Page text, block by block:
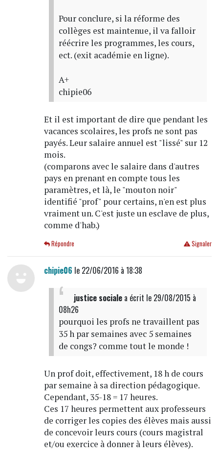
Pour conclure, si la réforme des
collèges est maintenue, il va falloir
réécrire les programmes, les cours,
ect. (exit académie en ligne).
A+
chipie06
Et il est important de dire que pendant les
vacances scolaires, les profs ne sont pas
payés. Leur salaire annuel est "lissé" sur 12
mois.
(comparons avec le salaire dans d'autres
pays en prenant en compte tous les
paramètres, et là, le "mouton noir"
identifié "prof" pour certains, n'en est plus
vraiment un. C'est juste un esclave de plus,
comme d'hab.)
Signaler
Répondre
chipie06 le 22/06/2016 à 18:38
justice socialea écrit le 29/08/2015 à
08h26
pourquoi les profs ne travaillent pas
35 h par semaines avec 5 semaines
de congs? comme tout le monde !
Un prof doit, effectivement, 18 h de cours
par semaine à sa direction pédagogique.
Cependant, 35-18 = 17 heures.
Ces 17 heures permettent aux professeurs
de corriger les copies des élèves mais aussi
de concevoir leurs cours (cours magistral
et/ou exercice à donner à leurs élèves).